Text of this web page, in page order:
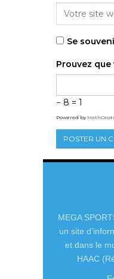
Se
Prouvez que
− 8 = 1
Powered by
MEGA
un site
et dans le
HAAC